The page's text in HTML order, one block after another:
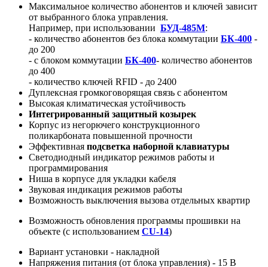
Максимальное количество абонентов и ключей зависит
от выбранного блока управления.
Например, при использовании БУД-485М:
- количество абонентов без блока коммутации БК-400 -
до 200
- с блоком коммутации БК-400- количество абонентов
до 400
- количество ключей RFID - до 2400
Дуплексная громкоговорящая связь с абонентом
Высокая климатическая устойчивость
Интегрированный защитный козырек
Корпус из негорючего конструкционного
поликарбоната повышенной прочности
Эффективная подсветка наборной клавиатуры
Светодиодный индикатор режимов работы и
программирования
Ниша в корпусе для укладки кабеля
Звуковая индикация режимов работы
Возможность выключения вызова отдельных квартир
Возможность обновления программы прошивки на
объекте (с использованием CU-14)
Вариант установки - накладной
Напряжения питания (от блока управления) - 15 В